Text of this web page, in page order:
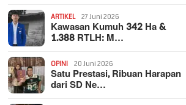
ARTIKEL 27 Juni 2026
Kawasan Kumuh 342 Ha &
1.388 RTLH: M…
OPINI 20 Juni 2026
Satu Prestasi, Ribuan Harapan
dari SD Ne…